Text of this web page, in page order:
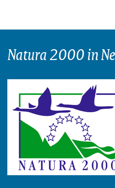
Natura 2000 in